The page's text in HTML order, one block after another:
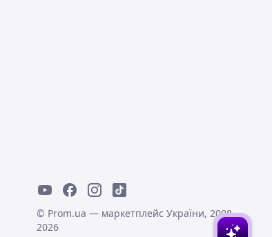
© Prom.ua — маркетплейс України, 2008-
2026